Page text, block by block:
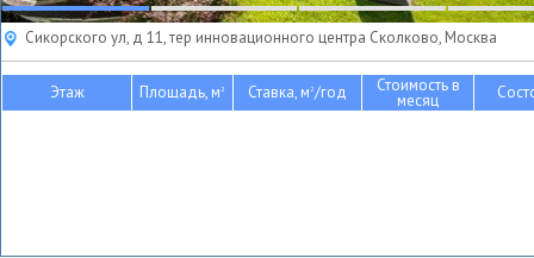
Сикорского ул, д 11, тер инновационного центра Сколково, Москва
Этаж Площадь, м2 Ставка, м2/год Стоимость в
месяц